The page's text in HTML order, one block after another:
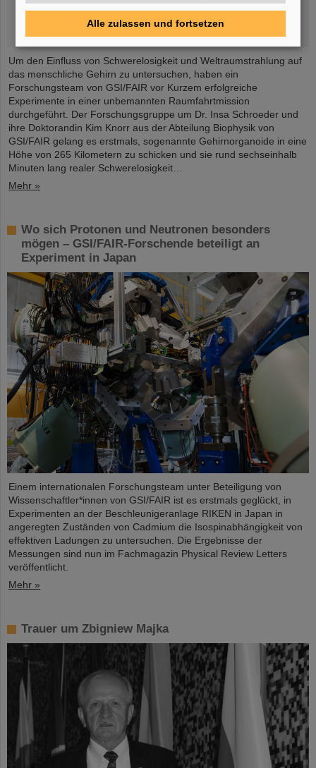
Um den Einfluss von Schwerelosigkeit und Weltraumstrahlung auf
das menschliche Gehirn zu untersuchen, haben ein
Forschungsteam von GSI/FAIR vor Kurzem erfolgreiche
Experimente in einer unbemannten Raumfahrtmission
durchgeführt. Der Forschungsgruppe um Dr. Insa Schroeder und
ihre Doktorandin Kim Knorr aus der Abteilung Biophysik von
GSI/FAIR gelang es erstmals, sogenannte Gehirnorganoide in eine
Höhe von 265 Kilometern zu schicken und sie rund sechseinhalb
Minuten lang realer Schwerelosigkeit…
Mehr »
Wo sich Protonen und Neutronen besonders
mögen – GSI/FAIR-Forschende beteiligt an
Experiment in Japan
Einem internationalen Forschungsteam unter Beteiligung von
Wissenschaftler*innen von GSI/FAIR ist es erstmals geglückt, in
Experimenten an der Beschleunigeranlage RIKEN in Japan in
angeregten Zuständen von Cadmium die Isospinabhängigkeit von
effektiven Ladungen zu untersuchen. Die Ergebnisse der
Messungen sind nun im Fachmagazin Physical Review Letters
veröffentlicht.
Mehr »
Trauer um Zbigniew Majka
Alle zulassen und fortsetzen